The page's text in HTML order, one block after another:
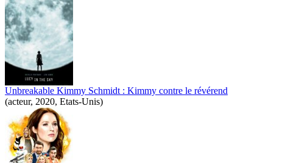
Unbreakable Kimmy Schmidt : Kimmy contre le révérend
(acteur, 2020, Etats-Unis)